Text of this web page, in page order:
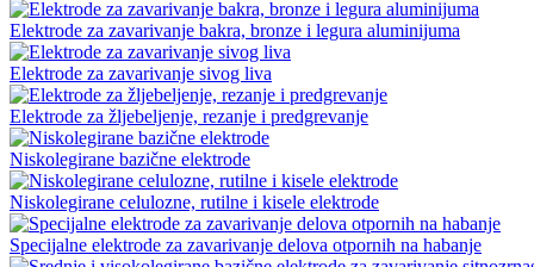
Elektrode za zavarivanje bakra, bronze i legura aluminijuma
Elektrode za zavarivanje sivog liva
Elektrode za žljebeljenje, rezanje i predgrevanje
Niskolegirane bazične elektrode
Niskolegirane celulozne, rutilne i kisele elektrode
Specijalne elektrode za zavarivanje delova otpornih na habanje